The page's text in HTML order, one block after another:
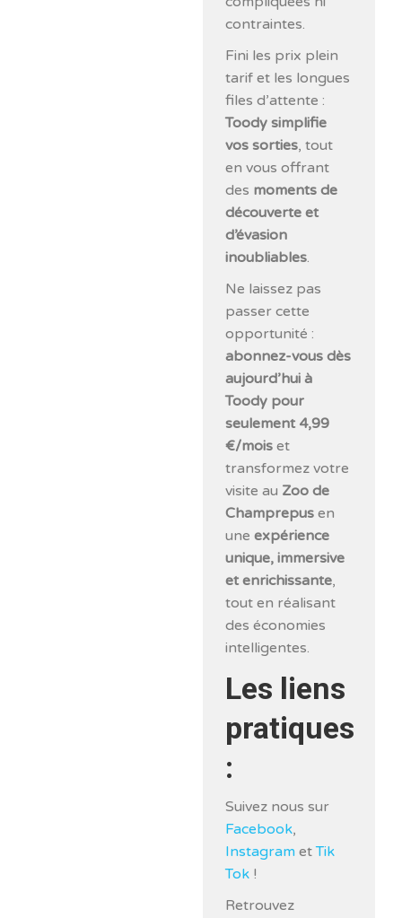
contraintes.
Fini les prix plein
tarif et les longues
files d’attente :
Toody simplifie
vos sorties, tout
en vous offrant
des moments de
découverte et
d’évasion
inoubliables.
Ne laissez pas
passer cette
opportunité :
abonnez-vous dès
aujourd’hui à
Toody pour
seulement 4,99
€/mois et
transformez votre
visite au Zoo de
Champrepus en
uneexpérience
unique, immersive
et enrichissante,
tout en réalisant
des économies
intelligentes.
Les liens
pratiques
:
Suivez nous sur
Facebook,
Instagram etTik
Tok !
Retrouvez